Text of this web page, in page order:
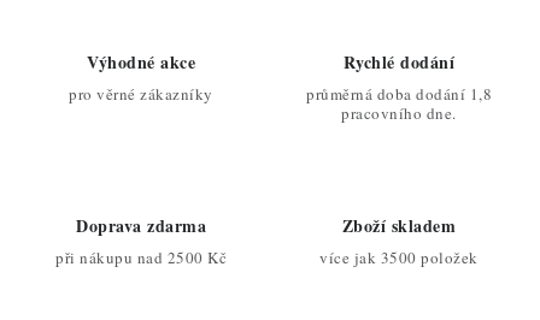
Výhodné akce
pro věrné zákazníky
Rychlé dodání
průměrná doba dodání 1,8
pracovního dne.
Doprava zdarma
při nákupu nad 2500 Kč
Zboží skladem
více jak 3500 položek